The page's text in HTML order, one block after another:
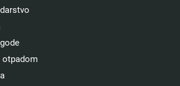
otpadom